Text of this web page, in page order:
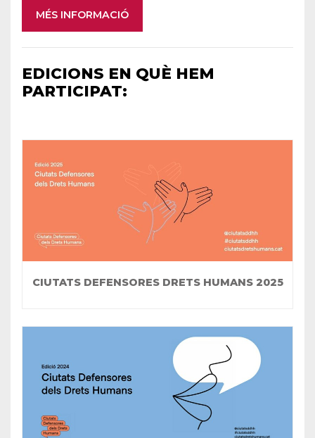
MÉS INFORMACIÓ
EDICIONS EN QUÈ HEM
PARTICIPAT:
CIUTATS DEFENSORES DRETS HUMANS 2025